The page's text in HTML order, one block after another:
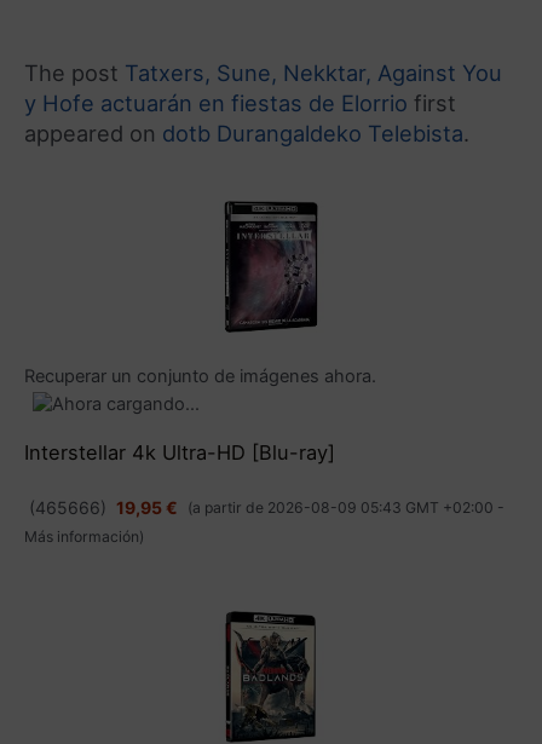
The post Tatxers, Sune, Nekktar, Against You
y Hofe actuarán en fiestas de Elorrio first
appeared on dotb Durangaldeko Telebista.
Recuperar un conjunto de imágenes ahora.
Interstellar 4k Ultra-HD [Blu-ray]
(465666) 19,95 €
(a partir de 2026-08-09 05:43 GMT +02:00 -
Más información)